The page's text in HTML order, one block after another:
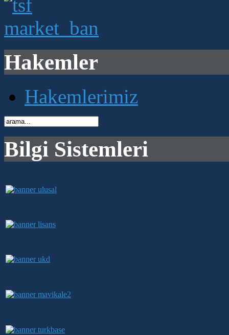
Hakemler
Hakemlerimiz
Bilgi Sistemleri